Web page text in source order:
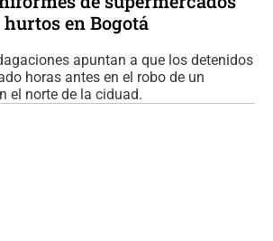
en Bogotá
apuntan a que los detenidos
horas antes en el robo de un
el norte de la ciduad.